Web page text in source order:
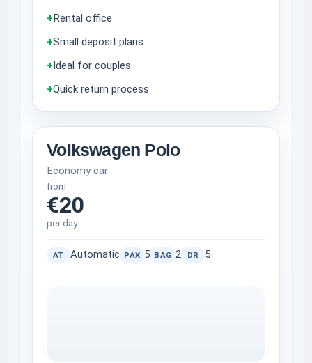
+Rental office
+Small deposit plans
+Ideal for couples
+Quick return process
Volkswagen Polo
Economy car
from
€20
per day
AT Automatic PAX 5 BAG 2 DR 5